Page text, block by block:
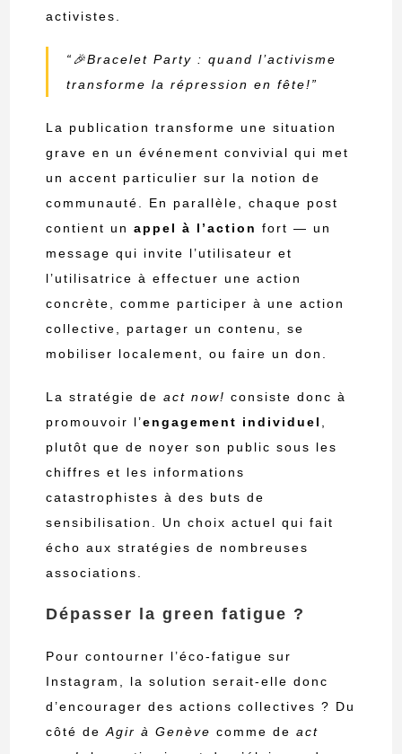
activistes.
“🎉Bracelet Party : quand l’activisme
transforme la répression en fête!”
La publication transforme une situation
grave en un événement convivial qui met
un accent particulier sur la notion de
communauté. En parallèle, chaque post
contient unappel à l’action fort — un
message qui invite l’utilisateur et
l’utilisatrice à effectuer une action
concrète, comme participer à une action
collective, partager un contenu, se
mobiliser localement, ou faire un don.
La stratégie deact now! consiste donc à
promouvoir l’engagement individuel ,
plutôt que de noyer son public sous les
chiffres et les informations
catastrophistes à des buts de
sensibilisation. Un choix actuel qui fait
écho aux stratégies de nombreuses
associations.
Dépasser la green fatigue ?
Pour contourner l’éco-fatigue sur
Instagram, la solution serait-elle donc
d’encourager des actions collectives ? Du
côté deAgir à Genève comme de act